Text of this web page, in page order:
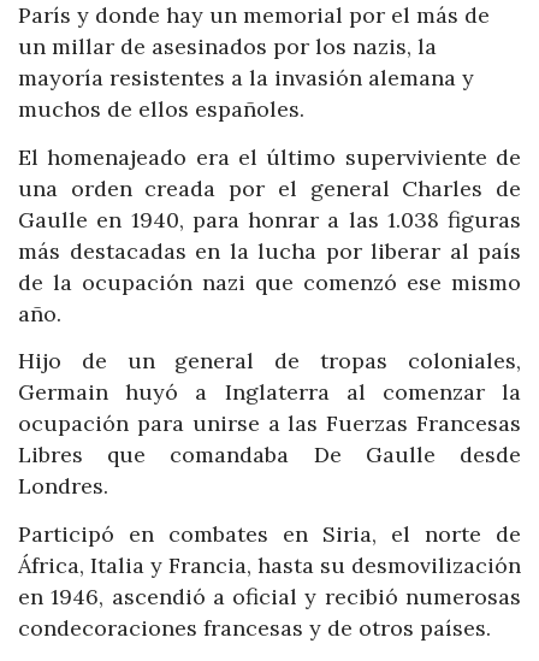
París y donde hay un memorial por el más de
un millar de asesinados por los nazis, la
mayoría resistentes a la invasión alemana y
muchos de ellos españoles.
El homenajeado era el último superviviente de
una orden creada por el general Charles de
Gaulle en 1940, para honrar a las 1.038 figuras
más destacadas en la lucha por liberar al país
de la ocupación nazi que comenzó ese mismo
año.
Hijo de un general de tropas coloniales,
Germain huyó a Inglaterra al comenzar la
ocupación para unirse a las Fuerzas Francesas
Libres que comandaba De Gaulle desde
Londres.
Participó en combates en Siria, el norte de
África, Italia y Francia, hasta su desmovilización
en 1946, ascendió a oficial y recibió numerosas
condecoraciones francesas y de otros países.